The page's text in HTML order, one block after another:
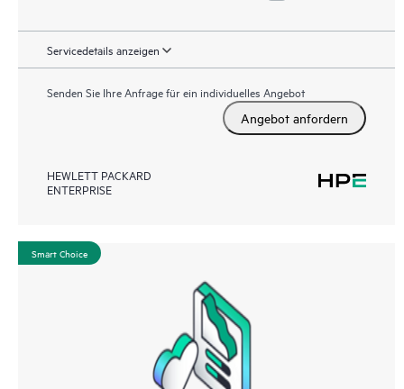
Servicedetails anzeigen
Senden Sie Ihre Anfrage für ein individuelles Angebot
Angebot anfordern
HEWLETT PACKARD
ENTERPRISE
Smart Choice